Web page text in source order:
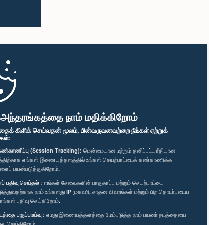
நாம் மதிக்கிறோம்
கிளிக் செய்வதன் மூலம், பின்வருவனவற்றை நீங்கள் ஏற்றுக்
(Session Tracking): மென்மையான மற்றும் தனிப்பட்ட ரீதியான
எங்கள் இணையத்தளத்தில் உங்கள் செயற்பாட்டைக் கண்காணிக்க
பயன்படுத்துகிறோம்.
பதிவு செய்தல் : எங்கள் சேவைகளின் பாதுகாப்பு மற்றும் செயற்பாட்டை
நாம் உங்களது IP முகவரி, சாதன விவரங்கள் மற்றும் பிற தொடர்புடைய
பதிவு செய்கிறோம்.
பகுப்பாய்வு : எமது இணையத்தளத்தை மேம்படுத்த நாம் பயனர் நடத்தையை